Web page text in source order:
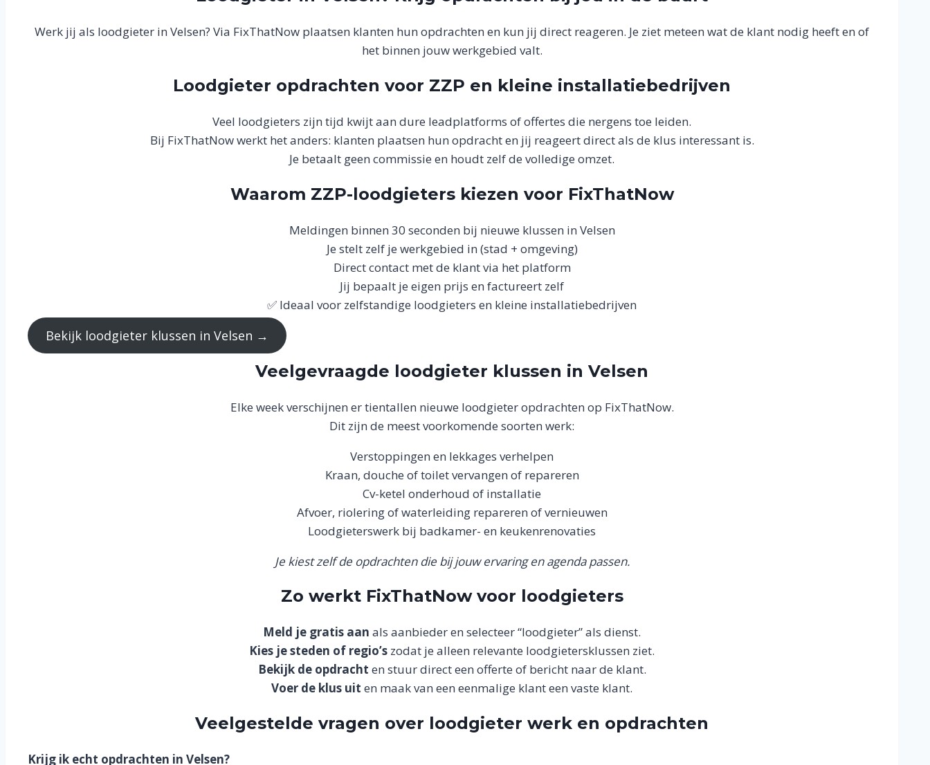
Werk jij als loodgieter in Velsen? Via FixThatNow plaatsen klanten hun opdrachten en kun jij direct reageren. Je ziet meteen wat de klant nodig heeft en of
het binnen jouw werkgebied valt.
Loodgieter opdrachten voor ZZP en kleine installatiebedrijven
Veel loodgieters zijn tijd kwijt aan dure leadplatforms of offertes die nergens toe leiden.
Bij FixThatNow werkt het anders: klanten plaatsen hun opdracht en jij reageert direct als de klus interessant is.
Je betaalt geen commissie en houdt zelf de volledige omzet.
Waarom ZZP-loodgieters kiezen voor FixThatNow
Meldingen binnen 30 seconden bij nieuwe klussen in Velsen
Je stelt zelf je werkgebied in (stad + omgeving)
Direct contact met de klant via het platform
Jij bepaalt je eigen prijs en factureert zelf
✅ Ideaal voor zelfstandige loodgieters en kleine installatiebedrijven
Bekijk loodgieter klussen in Velsen →
Veelgevraagde loodgieter klussen in Velsen
Elke week verschijnen er tientallen nieuwe loodgieter opdrachten op FixThatNow.
Dit zijn de meest voorkomende soorten werk:
Verstoppingen en lekkages verhelpen
Kraan, douche of toilet vervangen of repareren
Cv-ketel onderhoud of installatie
Afvoer, riolering of waterleiding repareren of vernieuwen
Loodgieterswerk bij badkamer- en keukenrenovaties
Je kiest zelf de opdrachten die bij jouw ervaring en agenda passen.
Zo werkt FixThatNow voor loodgieters
Meld je gratis aan als aanbieder en selecteer “loodgieter” als dienst.
Kies je steden of regio’s zodat je alleen relevante loodgietersklussen ziet.
Bekijk de opdracht en stuur direct een offerte of bericht naar de klant.
Voer de klus uit en maak van een eenmalige klant een vaste klant.
Veelgestelde vragen over loodgieter werk en opdrachten
Krijg ik echt opdrachten in Velsen?